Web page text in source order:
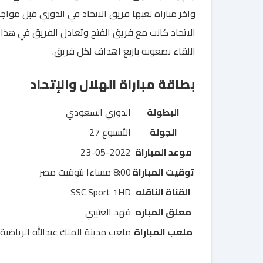
واخر مباراه لعبها فريق الاتحاد في الدوري قبل
الاتحاد كانت مع فريق الفتح وتعادل الفريق في هذا
اللقاء بصعوبه باربع اهداف لكل فريق.
بطاقة مباراة الهلال والإتحاد
البطولة
الدوري السعودي
الجولة
الأسبوع 27
موعد المباراة 23-05-2022
توقيت المباراة8:00 مساءا بتوقيت مصر
القناة الناقله SSC Sport 1HD
معلق المباره فهد العتيبي
ملعب المباراة ملعب مدينة الملك عبدالله الرياضية